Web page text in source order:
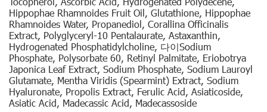
Hippophae Rhamnoides Fruit Oil, Glutathione, Hippophae
Rhamnoides Water, Propanediol, Corallina Officinalis
Extract, Polyglyceryl-10 Pentalaurate, Astaxanthin,
Hydrogenated Phosphatidylcholine, 다이Sodium
Phosphate, Polysorbate 60, Retinyl Palmitate, Eriobotrya
Japonica Leaf Extract, Sodium Phosphate, Sodium Lauroyl
Glutamate, Mentha Viridis (Spearmint) Extract, Sodium
Hyaluronate, Propolis Extract, Ferulic Acid, Asiaticoside,
Asiatic Acid, Madecassic Acid, Madecassoside